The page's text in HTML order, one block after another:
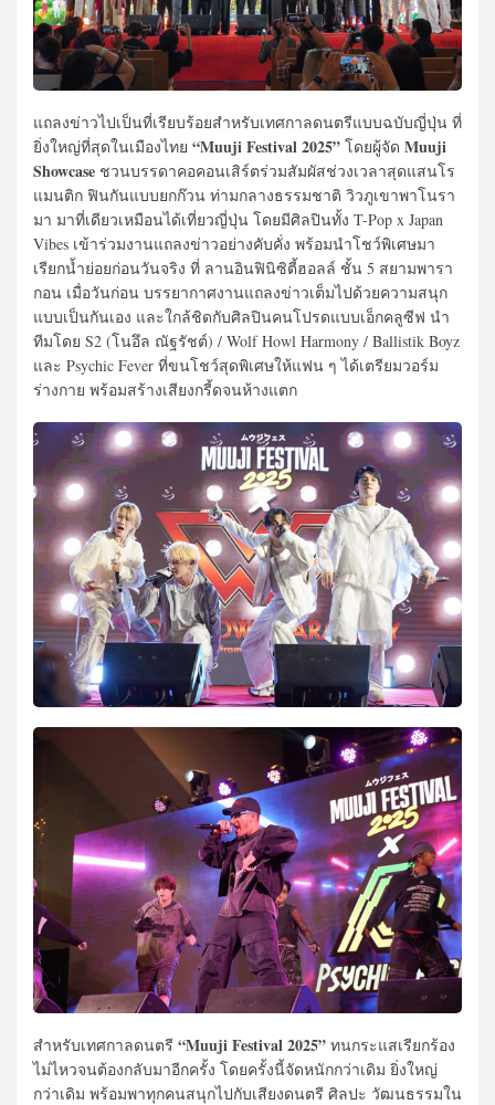
แถลงข่าวไปเป็นที่เรียบร้อยสำหรับเทศกาลดนตรีแบบฉบับญี่ปุ่น ที่
ยิ่งใหญ่ที่สุดในเมืองไทย “Muuji Festival 2025” โดยผู้จัด Muuji
Showcase ชวนบรรดาคอคอนเสิร์ตร่วมสัมผัสช่วงเวลาสุดแสนโร
แมนติก ฟินกันแบบยกก๊วน ท่ามกลางธรรมชาติ วิวภูเขาพาโนรา
มา มาที่เดียวเหมือนได้เที่ยวญี่ปุ่น โดยมีศิลปินทั้ง T-Pop x Japan
Vibes เข้าร่วมงานแถลงข่าวอย่างคับคั่ง พร้อมนำโชว์พิเศษมา
เรียกน้ำย่อยก่อนวันจริง ที่ ลานอินฟินิซิตี้ฮอลล์ ชั้น 5 สยามพารา
กอน เมื่อวันก่อน บรรยากาศงานแถลงข่าวเต็มไปด้วยความสนุก
แบบเป็นกันเอง และใกล้ชิดกับศิลปินคนโปรดแบบเอ็กคลูซีฟ นำ
ทีมโดย S2 (โนอึล ณัฐรัชต์) / Wolf Howl Harmony / Ballistik Boyz
และ Psychic Fever ที่ขนโชว์สุดพิเศษให้แฟน ๆ ได้เตรียมวอร์ม
ร่างกาย พร้อมสร้างเสียงกรี้ดจนห้างแตก
สำหรับเทศกาลดนตรี “Muuji Festival 2025” ทนกระแสเรียกร้อง
ไม่ไหวจนต้องกลับมาอีกครั้ง โดยครั้งนี้จัดหนักกว่าเดิม ยิ่งใหญ่
กว่าเดิม พร้อมพาทุกคนสนุกไปกับเสียงดนตรี ศิลปะ วัฒนธรรมใน